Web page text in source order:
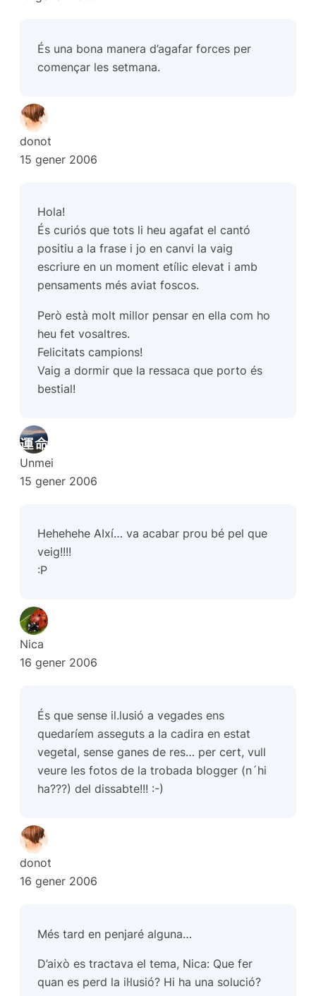
És una bona manera d’agafar forces per
començar les setmana.
donot
15 gener 2006
Hola!
És curiós que tots li heu agafat el cantó
positiu a la frase i jo en canvi la vaig
escriure en un moment etílic elevat i amb
pensaments més aviat foscos.
Però està molt millor pensar en ella com ho
heu fet vosaltres.
Felicitats campions!
Vaig a dormir que la ressaca que porto és
bestial!
Unmei
15 gener 2006
Hehehehe AIxí… va acabar prou bé pel que
veig!!!!
:P
Nica
16 gener 2006
És que sense il.lusió a vegades ens
quedaríem asseguts a la cadira en estat
vegetal, sense ganes de res… per cert, vull
veure les fotos de la trobada blogger (n´hi
ha???) del dissabte!!! :-)
donot
16 gener 2006
Més tard en penjaré alguna…
D’això es tractava el tema, Nica: Que fer
quan es perd la il·lusió? Hi ha una solució?